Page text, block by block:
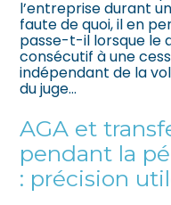
l’entreprise durant
faute de quoi, il en
passe-t-il lorsque le
consécutif à une
indépendant de la
du juge…
AGA et
pendant la
: précision